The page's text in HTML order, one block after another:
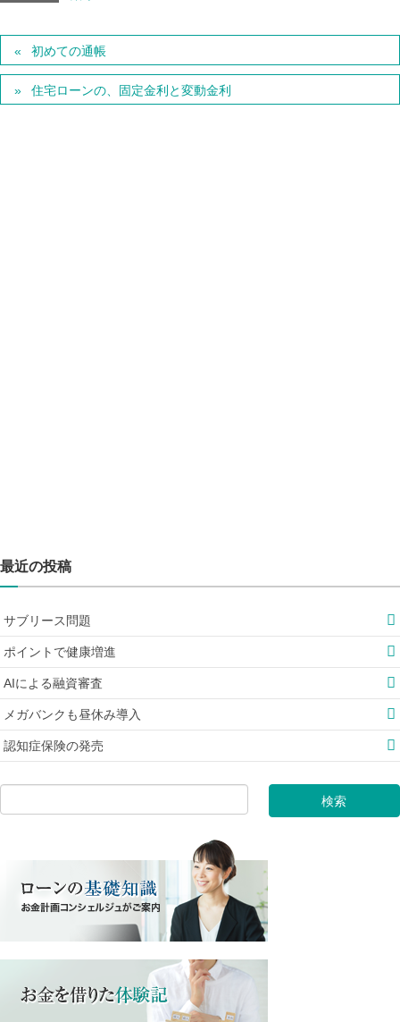
初めての通帳
住宅ローンの、固定金利と変動金利
最近の投稿
サブリース問題
ポイントで健康増進
AIによる融資審査
メガバンクも昼休み導入
認知症保険の発売